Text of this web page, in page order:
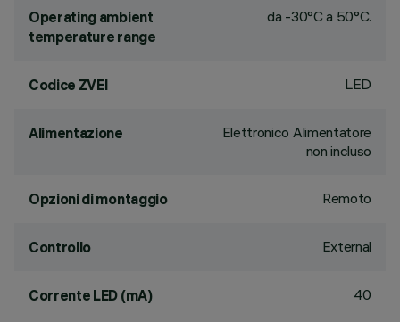
Operating ambient
temperature range
da -30°C a 50°C.
Codice ZVEI LED
Alimentazione
Elettronico Alimentatore
non incluso
Opzioni di montaggio Remoto
Controllo External
Corrente LED (mA) 40